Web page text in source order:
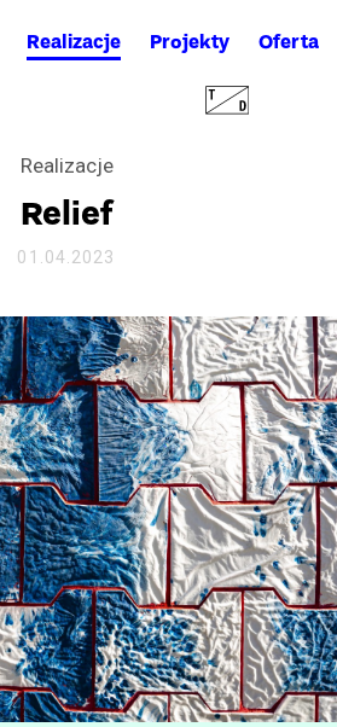
Realizacje Projekty Oferta
Realizacje
Relief
01.04.2023